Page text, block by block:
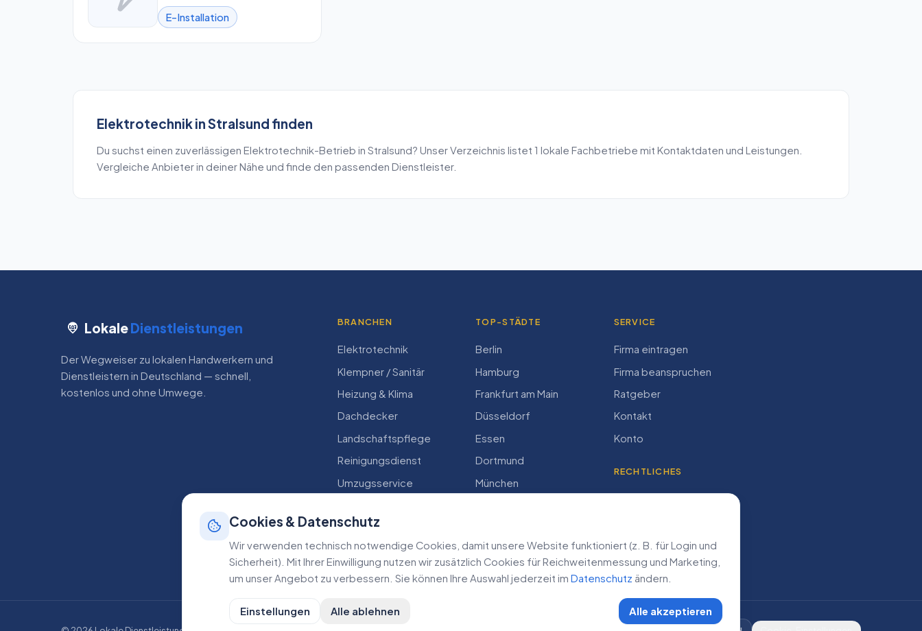
E-Installation
ElektrotechnikinStralsund finden
Du suchst einen zuverlässigen Elektrotechnik-Betrieb in Stralsund? Unser Verzeichnis listet 1 lokale Fachbetriebe mit Kontaktdaten und Leistungen.
Vergleiche Anbieter in deiner Nähe und finde den passenden Dienstleister.
LokaleDienstleistungen
Der Wegweiser zu lokalen Handwerkern und
Dienstleistern in Deutschland — schnell,
kostenlos und ohne Umwege.
BRANCHEN
Elektrotechnik
Klempner / Sanitär
Heizung & Klima
Dachdecker
Landschaftspflege
Reinigungsdienst
Umzugsservice
TOP-STÄDTE
Berlin
Hamburg
Frankfurt am Main
Düsseldorf
Essen
Dortmund
München
SERVICE
Firma eintragen
Firma beanspruchen
Ratgeber
Kontakt
Konto
RECHTLICHES
AGB
Cookies & Datenschutz
Wir verwenden technisch notwendige Cookies, damit unsere Website funktioniert (z. B. für Login und
Sicherheit). Mit Ihrer Einwilligung nutzen wir zusätzlich Cookies für Reichweiten­messung und Marketing,
um unser Angebot zu verbessern. Sie können Ihre Auswahl jederzeit im Datenschutz ändern.
Einstellungen Alle ablehnen Alle akzeptieren